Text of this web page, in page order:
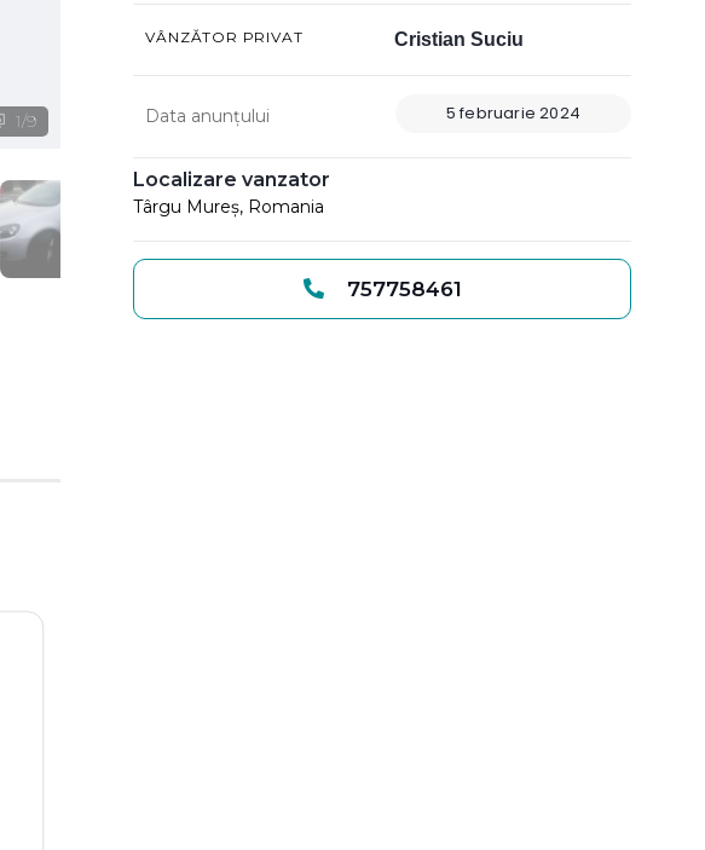
1/9
VÂNZĂTOR PRIVAT Cristian Suciu
Data anunțului 5 februarie 2024
Localizare vanzator
Târgu Mureș, Romania
757758461